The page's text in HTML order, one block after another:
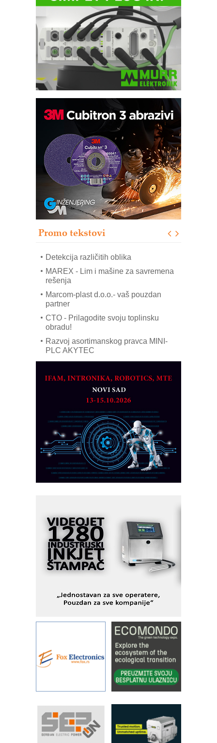
Promo tekstovi
IB BLUMENAUER - više od 40 godina
poverenja u industriji
COMBYPACK
RMQ-TITAN ADVANCED INDICATOR
– Pametna signalizacija za efikasnije
upravljanje mašinama
Sigurnije ispitivanje transformatora u
solarnim elektranama i vetroparkovima
Pranje točkova na gradilištu- standard
modernog i odgovornog građenja
ROSA i SCHUNK podižu proizvodnju
Detekcija različitih oblika
MAREX - Lim i mašine za savremena
rešenja
Marcom-plast d.o.o.- vaš pouzdan
partner
CTO - Prilagodite svoju toplinsku
obradu!
Razvoj asortimanskog pravca MINI-
PLC AKYTEC
dostupan u Srbiji
MOTOMAN – NEXT-Robotika vođena
veštačkom inteligencijom
I.SAFE MOBILE revolucioniše
industrijsku automatizaciju
pionirskimmobile operator PANEL-OM
Fleksibilno stezanje i brzo
podešavanje u proizvodnji prototipova
KIP KOP – napredna rešenja za
savremene industrijske i logističke
objekte
rešenjima
IBeRTIM - oprema za ispitivanje
kontrole kvaliteta
STAUFF – Komponente koje
povećavaju pouzdanost hidrauličkih
sistema
pouzdanost u transferu fluida
rešenja za filtraciju u hidrauličkim i
procesnim sistemima
Art Utopia Studio – vizuelne priče
industrije i biznisa
RILINEX kompanije Rittal
FANUC: Najbolje za vašu pametnu
automatizaciju
Efikasno upravljanje energijom
Automatizacija pakovanja · Display
(Shelf-Ready) omotnice